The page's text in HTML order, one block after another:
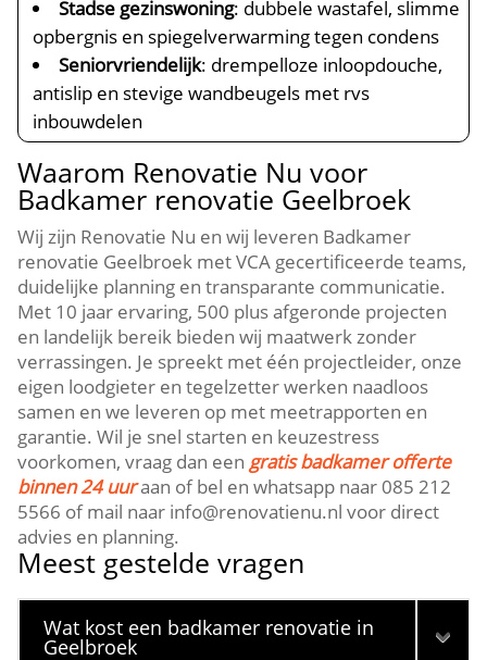
Stadse gezinswoning: dubbele wastafel, slimme
opbergnis en spiegelverwarming tegen condens
Seniorvriendelijk: drempelloze inloopdouche,
antislip en stevige wandbeugels met rvs
inbouwdelen
Waarom Renovatie Nu voor
Badkamer renovatie Geelbroek
Wij zijn Renovatie Nu en wij leveren Badkamer
renovatie Geelbroek met VCA gecertificeerde teams,
duidelijke planning en transparante communicatie.
Met 10 jaar ervaring, 500 plus afgeronde projecten
en landelijk bereik bieden wij maatwerk zonder
verrassingen. Je spreekt met één projectleider, onze
eigen loodgieter en tegelzetter werken naadloos
samen en we leveren op met meetrapporten en
garantie. Wil je snel starten en keuzestress
voorkomen, vraag dan een gratis badkamer offerte
binnen 24 uuraan of bel en whatsapp naar 085 212
5566 of mail naar info@renovatienu.nl voor direct
advies en planning.
Meest gestelde vragen
Wat kost een badkamer renovatie in
Geelbroek